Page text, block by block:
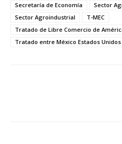
Secretaría de Economía
Sector
Sector Agroindustrial
T-MEC
Tratado de Libre Comercio de
Tratado entre México Estados Unidos